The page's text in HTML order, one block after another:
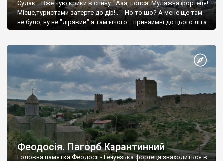
Судак... Вже чую крики в спину: "Ааа, попса! Муляжна фортеця!
Місце,туристами затерте до дір!..." Но то шо? А мене ще там
не було, ну не "дірявив" я там нічого... принаймні до цього літа.
Феодосія. Пагорб Карантинний
Головна памятка Феодосії - Генуезька фортеця знаходиться в